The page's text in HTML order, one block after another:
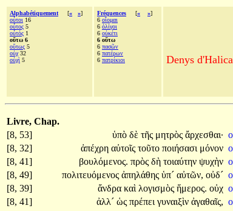
Alphabétiquement [« »]
οὗτοι 16
οὗτος 5
οὗτός 1
οὕτω 6
οὕτως 5
οὐχ 32
οὐχὶ 5
Fréquences [« »]
6 οἴομαι
6 ὀλίγοι
6 οὐκέτι
6 οὕτω
6 πασῶν
6 πατέρων
6 πατρίκιοι Denys
Livre, Chap.
[8, 53]
ὑπὸ δὲ τῆς μητρὸς ἄρχεσθαι·
[8, 32]
ἀπέχρη αὐτοῖς τοῦτο ποιήσασι μόνον
[8, 41]
βουλόμενος. πρὸς δὴ τοιαύτην ψυχὴν
[8, 49]
πολιτευόμενος ἀπηλάθης ὑπ´ αὐτῶν, οὐδ´
[8, 39]
ἄνδρα καὶ λογισμὸς ἥμερος. οὐχ
[8, 41]
ἀλλ´ ὡς πρέπει γυναιξὶν ἀγαθαῖς,